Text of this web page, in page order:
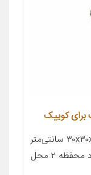
معرفی محصول جزئیات محصول ابعاد ۳۰x۳۰x۳۰ سانتی‌متر
وزن ۱۰۰۰ گرم جنس پلاستیک فشرده تعداد محفظه ۲ محل